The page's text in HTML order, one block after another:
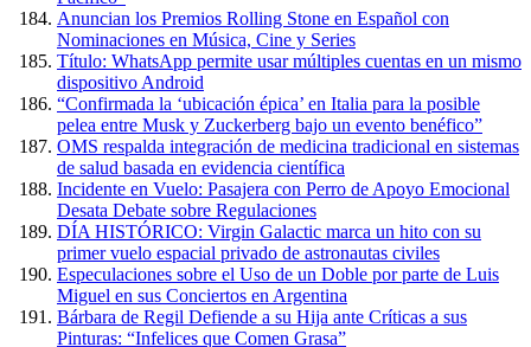
Anuncian los Premios Rolling Stone en Español con
Nominaciones en Música, Cine y Series
Título: WhatsApp permite usar múltiples cuentas en un mismo
dispositivo Android
“Confirmada la ‘ubicación épica’ en Italia para la posible
pelea entre Musk y Zuckerberg bajo un evento benéfico”
OMS respalda integración de medicina tradicional en sistemas
de salud basada en evidencia científica
Incidente en Vuelo: Pasajera con Perro de Apoyo Emocional
Desata Debate sobre Regulaciones
DÍA HISTÓRICO: Virgin Galactic marca un hito con su
primer vuelo espacial privado de astronautas civiles
Especulaciones sobre el Uso de un Doble por parte de Luis
Miguel en sus Conciertos en Argentina
Bárbara de Regil Defiende a su Hija ante Críticas a sus
Pinturas: “Infelices que Comen Grasa”